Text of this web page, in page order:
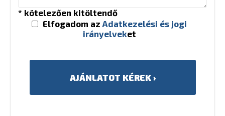
* kötelezően kitöltendő
Elfogadom az Adatkezelési és jogi
irányelveket